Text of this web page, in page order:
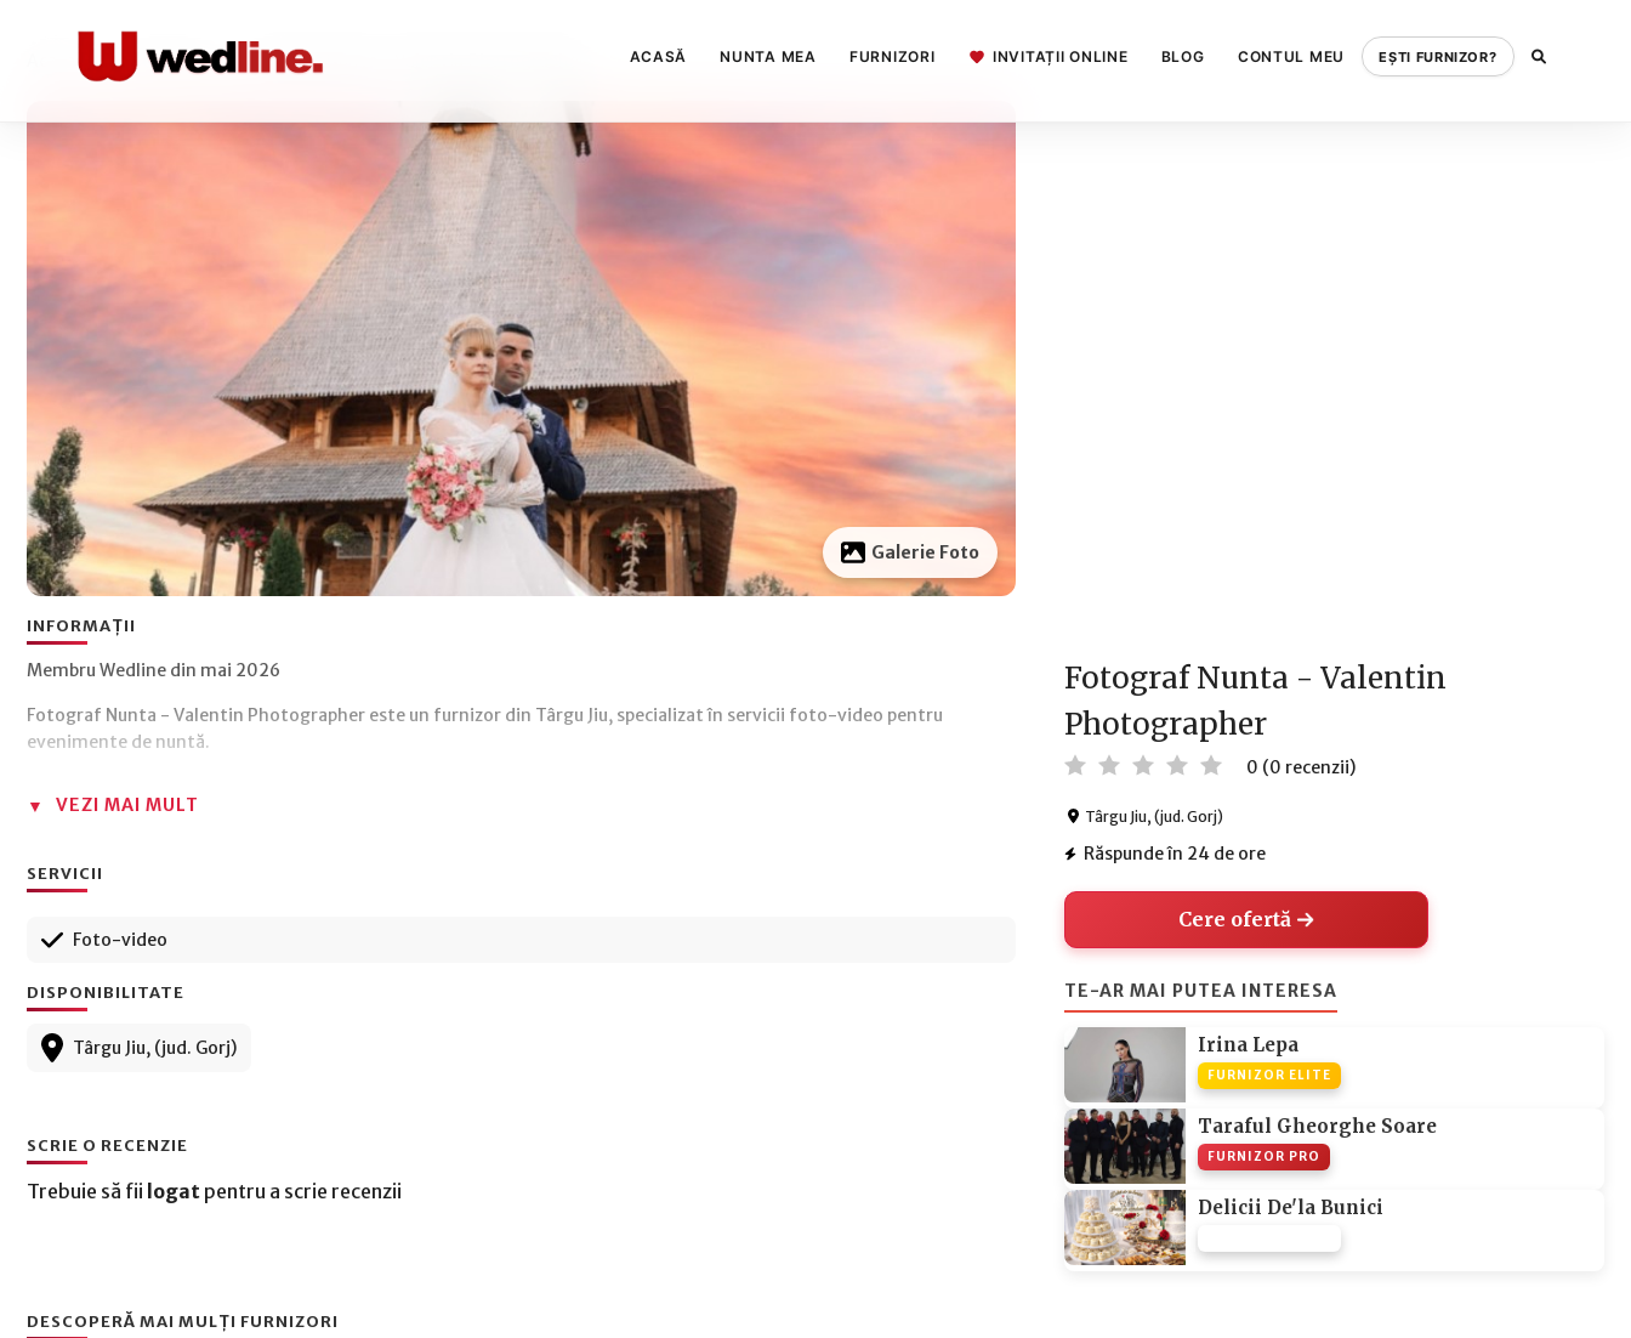
ACASĂ NUNTA MEA FURNIZORI INVITAȚII ONLINE BLOG CONTUL MEU EȘTI FURNIZOR?
/ Foto-video / Fotograf Nunta - Valentin Photographer
Galerie Foto
Fotograf Nunta - Valentin
Photographer
0 (0 recenzii)
Târgu Jiu, (jud. Gorj)
Răspunde în 24 de ore
Cere ofertă
TE-AR MAI PUTEA INTERESA
Irina Lepa
FURNIZOR ELITE
Taraful Gheorghe Soare
FURNIZOR PRO
Delicii De'la Bunici
INFORMAȚII
Membru Wedline din mai 2026
Fotograf Nunta - Valentin Photographer este un furnizor din Târgu Jiu, specializat în servicii foto-video pentru
evenimente de nuntă.
VEZI MAI MULT
SERVICII
Foto-video
DISPONIBILITATE
Târgu Jiu, (jud. Gorj)
SCRIE O RECENZIE
Trebuie să fii logat pentru a scrie recenzii
DESCOPERĂ MAI MULȚI FURNIZORI